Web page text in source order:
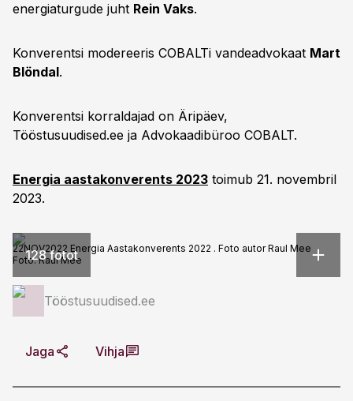
energiaturgude juht Rein Vaks.
Konverentsi modereeris COBALTi vandeadvokaat Mart
Blöndal.
Konverentsi korraldajad on Äripäev,
Tööstusuudised.ee ja Advokaadibüroo COBALT.
Energia aastakonverents 2023 toimub 21. novembril
2023.
128 fotot
22NOV2022 Energia Aastakonverents 2022 . Foto autor Raul Mee
Foto:Raul Mee
Tööstusuudised.ee
Jaga Vihja